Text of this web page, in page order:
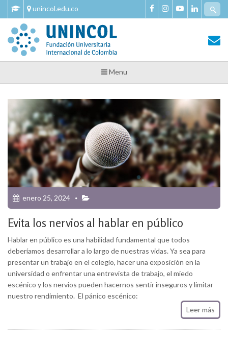
Skip
content
unincol.edu.co
Tu Salud y Bienestar
Tu Salud y Bienestar – Unincol
Menu
enero 25, 2024
Evita los nervios al hablar en público
Hablar en público es una habilidad fundamental que todos
deberíamos desarrollar a lo largo de nuestras vidas. Ya sea para
presentar un trabajo en el colegio, hacer una exposición en la
universidad o enfrentar una entrevista de trabajo, el miedo
escénico y los nervios pueden hacernos sentir inseguros y limitar
nuestro rendimiento. El pánico escénico:
Leer más